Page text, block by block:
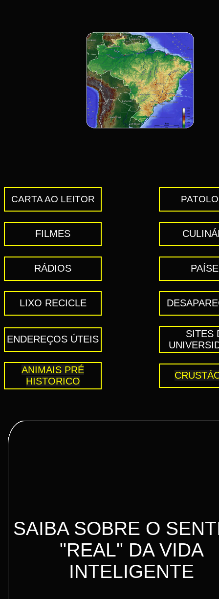
CARTA AO LEITOR
FILMES
RÁDIOS
LIXO RECICLE
ENDEREÇOS ÚTEIS
SITES
ANIMAIS PRÉ
HISTORICO
SAIBA SOBRE O
"REAL" DA VIDA
INTELIGENTE